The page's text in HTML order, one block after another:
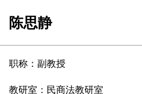
陈思静
职称：副教授
教研室：民商法教研室